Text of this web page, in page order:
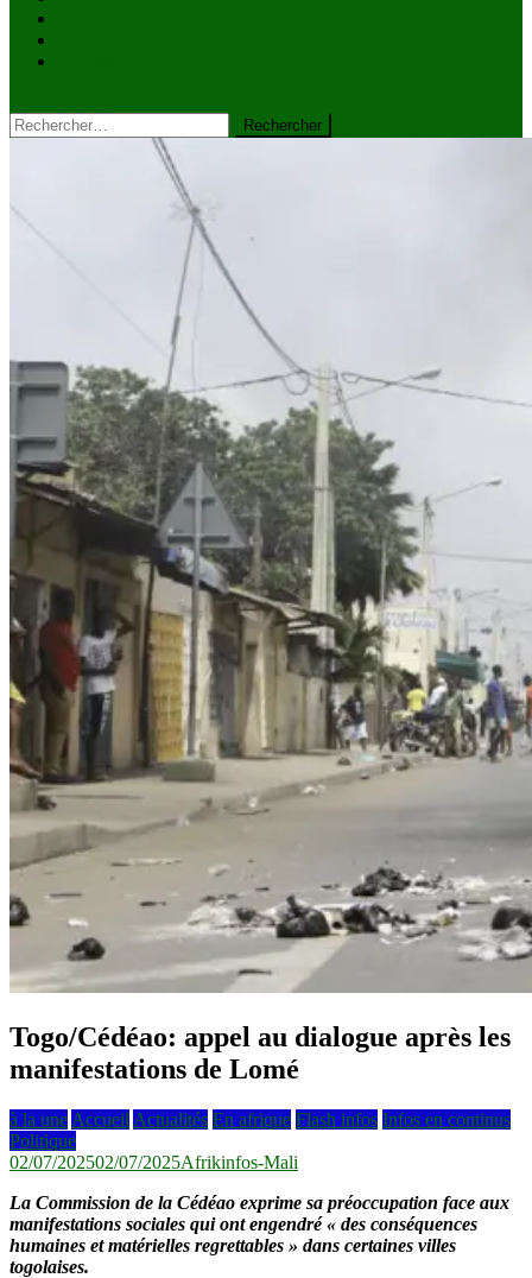
Rechercher :
Togo/Cédéao: appel au dialogue après les
manifestations de Lomé
à la une Accueil Actualités En afrique Flash infos Infos en continus
Politique
02/07/202502/07/2025Afrikinfos-Mali
La Commission de la Cédéao exprime sa préoccupation face aux
manifestations sociales qui ont engendré « des conséquences
humaines et matérielles regrettables » dans certaines villes
togolaises.